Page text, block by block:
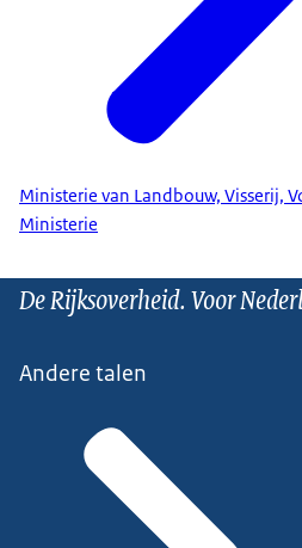
Ministerie van Landbouw, Visserij,
Ministerie
De Rijksoverheid. Voor
Andere talen